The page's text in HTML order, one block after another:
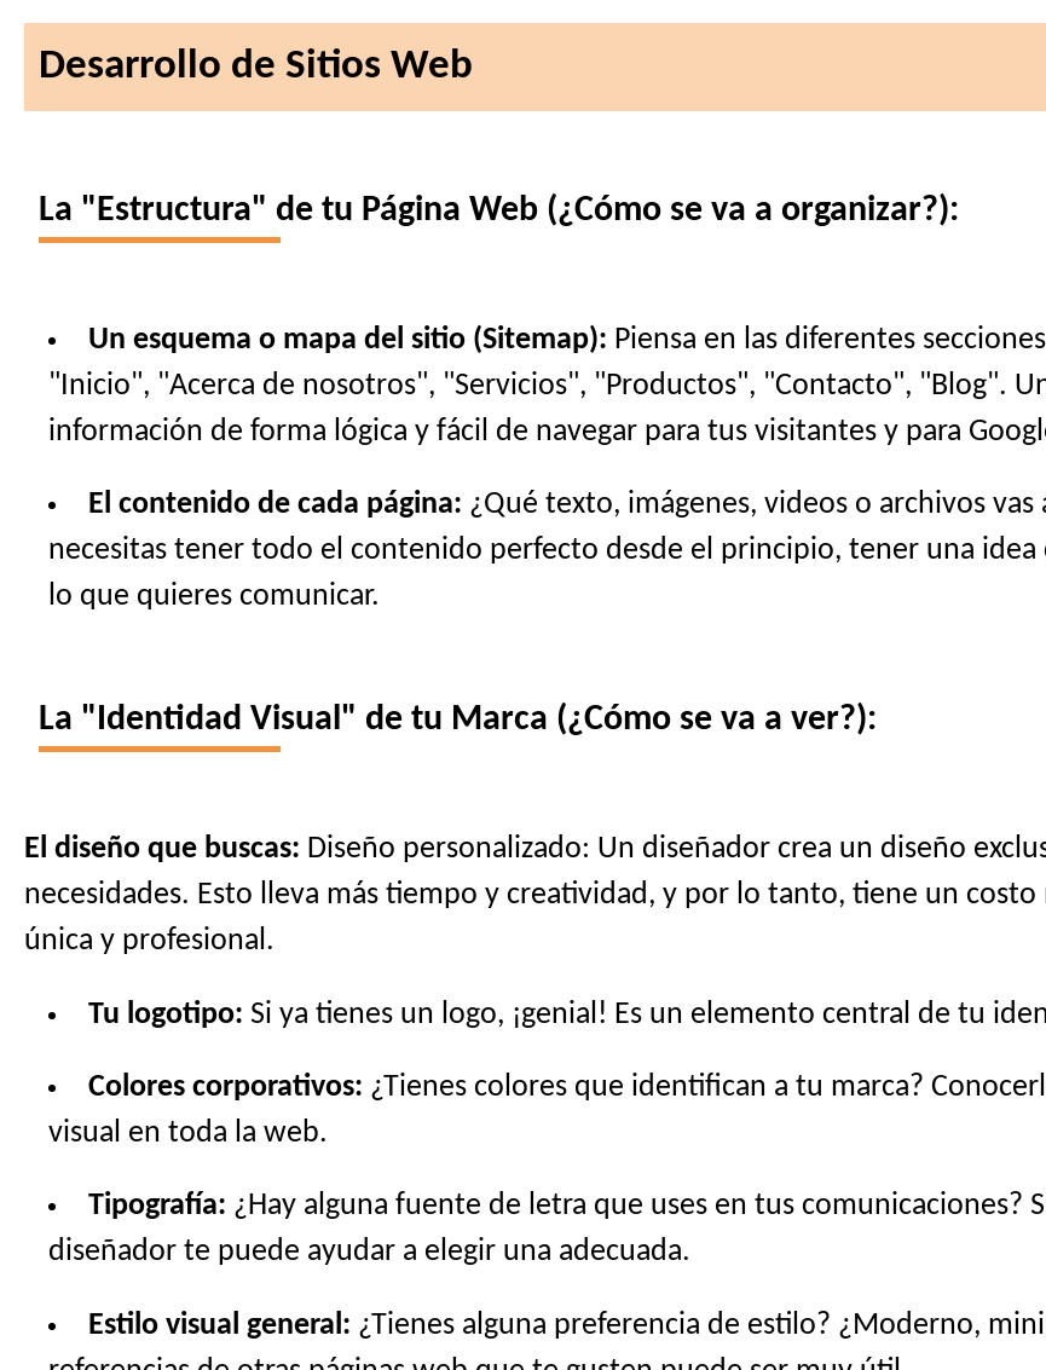
Desarrollo de Sitios Web
La "Estructura" de tu Página Web (¿Cómo se va a organizar?):
Un esquema o mapa del sitio (Sitemap): Piensa en las diferentes
"Inicio", "Acerca de nosotros", "Servicios", "Productos", "Contacto", "Blog".
información de forma lógica y fácil de navegar para tus visitantes y para
El contenido de cada página: ¿Qué texto, imágenes, videos o archivos
necesitas tener todo el contenido perfecto desde el principio, tener una idea
lo que quieres comunicar.
La "Identidad Visual" de tu Marca (¿Cómo se va a ver?):
El diseño que buscas: Diseño personalizado: Un diseñador crea un diseño
necesidades. Esto lleva más tiempo y creatividad, y por lo tanto, tiene un
única y profesional.
Tu logotipo: Si ya tienes un logo, ¡genial! Es un elemento central de tu
Colores corporativos: ¿Tienes colores que identifican a tu marca?
visual en toda la web.
Tipografía: ¿Hay alguna fuente de letra que uses en tus comunicaciones?
diseñador te puede ayudar a elegir una adecuada.
Estilo visual general: ¿Tienes alguna preferencia de estilo? ¿Moderno,